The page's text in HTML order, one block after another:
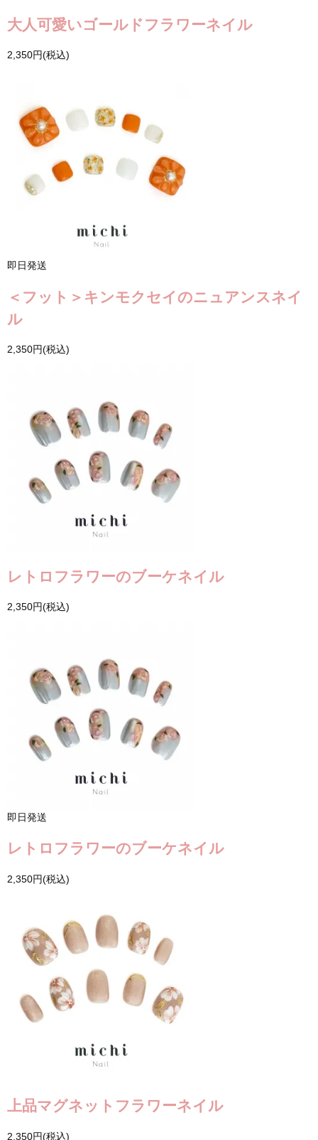
大人可愛いゴールドフラワーネイル
2,350円(税込)
即日発送
＜フット＞キンモクセイのニュアンスネイ
ル
2,350円(税込)
レトロフラワーのブーケネイル
2,350円(税込)
即日発送
レトロフラワーのブーケネイル
2,350円(税込)
上品マグネットフラワーネイル
2,350円(税込)